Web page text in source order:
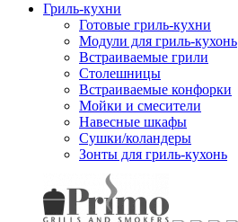
Гриль-кухни
Готовые гриль-кухни
Модули для гриль-кухонь
Встраиваемые грили
Столешницы
Встраиваемые конфорки
Мойки и смесители
Навесные шкафы
Сушки/коландеры
Зонты для гриль-кухонь